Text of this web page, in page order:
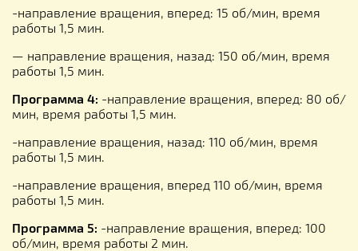
-направление вращения, вперед: 15 об/мин, время
работы 1,5 мин.
— направление вращения, назад: 150 об/мин, время
работы 1,5 мин.
Программа 4: -направление вращения, вперед: 80 об/
мин, время работы 1,5 мин.
-направление вращения, назад: 110 об/мин, время
работы 1,5 мин.
-направление вращения, вперед 110 об/мин, время
работы 1,5 мин.
Программа 5: -направление вращения, вперед: 100
об/мин, время работы 2 мин.